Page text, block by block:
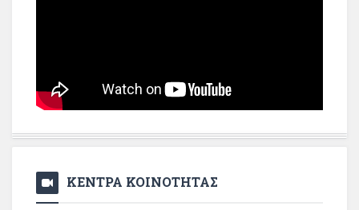
ΚΕΝΤΡΑ ΚΟΙΝΟΤΗΤΑΣ